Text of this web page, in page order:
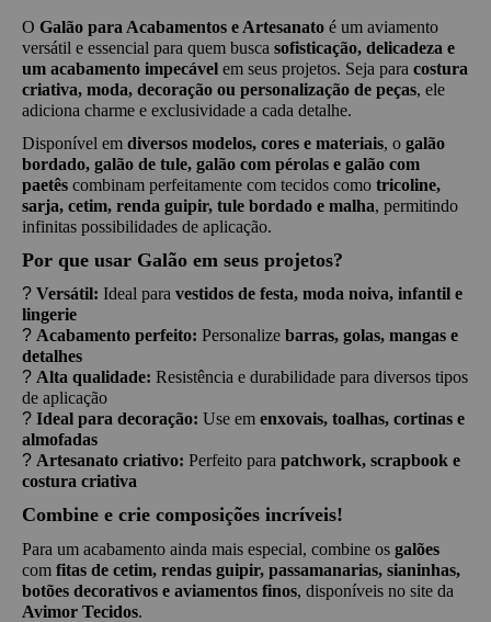
O Galão para Acabamentos e Artesanato é um aviamento
versátil e essencial para quem busca sofisticação, delicadeza e
um acabamento impecável em seus projetos. Seja para costura
criativa, moda, decoração ou personalização de peças, ele
adiciona charme e exclusividade a cada detalhe.
Disponível em diversos modelos, cores e materiais, o galão
bordado, galão de tule, galão com pérolas e galão com
paetês combinam perfeitamente com tecidos como tricoline,
sarja, cetim, renda guipir, tule bordado e malha, permitindo
infinitas possibilidades de aplicação.
Por que usar Galão em seus projetos?
? Versátil: Ideal para vestidos de festa, moda noiva, infantil e
lingerie
? Acabamento perfeito: Personalize barras, golas, mangas e
detalhes
? Alta qualidade: Resistência e durabilidade para diversos tipos
de aplicação
? Ideal para decoração: Use em enxovais, toalhas, cortinas e
almofadas
? Artesanato criativo: Perfeito para patchwork, scrapbook e
costura criativa
Combine e crie composições incríveis!
Para um acabamento ainda mais especial, combine os galões
com fitas de cetim, rendas guipir, passamanarias, sianinhas,
botões decorativos e aviamentos finos
Avimor Tecidos.